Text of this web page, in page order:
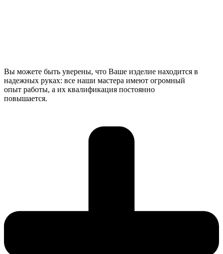
Вы можете быть уверены, что Ваше изделие находится в
надежных руках: все наши мастера имеют огромный
опыт работы, а их квалификация постоянно
повышается.